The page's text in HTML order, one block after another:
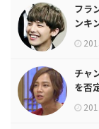
フラ
ンキ
チャ
を否